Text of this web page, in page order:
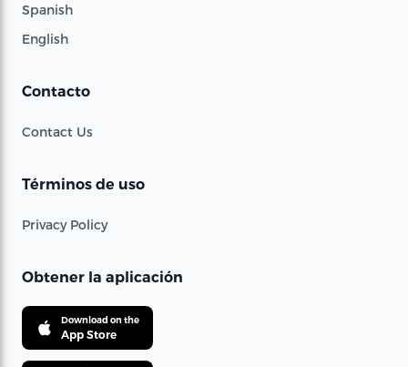
Spanish
English
Contacto
Contact Us
Términos de uso
Privacy Policy
Obtener la aplicación
Download on the
App Store